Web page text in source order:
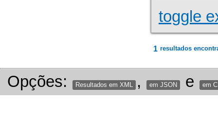
toggle
1 resultados
Opções: Resultados em XML , em JSON e em